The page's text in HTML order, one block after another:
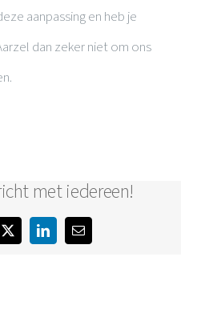
aanpassing en heb je
dan zeker niet om ons
met iedereen!
TwitterLinkedIn
E-
mail